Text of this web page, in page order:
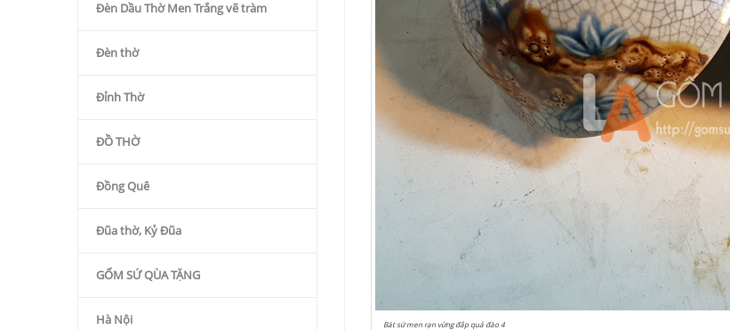
Đèn Dầu Thờ Men Trắng vẽ tràm
Đèn thờ
Đỉnh Thờ
ĐỒ THỜ
Đồng Quê
Đũa thờ, Kỷ Đũa
GỐM SỨ QÙA TẶNG
Hà Nội Bát sứ men rạn vừng đắp quả đào 4